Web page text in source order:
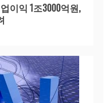
이익 1조3000억원,